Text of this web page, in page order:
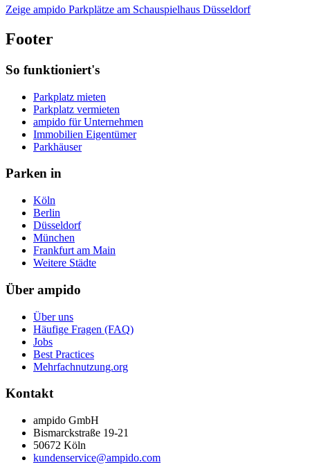
Zeige ampido Parkplätze am Schauspielhaus Düsseldorf
Footer
So funktioniert's
Parkplatz mieten
Parkplatz vermieten
ampido für Unternehmen
Immobilien Eigentümer
Parkhäuser
Parken in
Köln
Berlin
Düsseldorf
München
Frankfurt am Main
Weitere Städte
Über ampido
Über uns
Häufige Fragen (FAQ)
Jobs
Best Practices
Mehrfachnutzung.org
Kontakt
ampido GmbH
Bismarckstraße 19-21
50672 Köln
kundenservice@ampido.com